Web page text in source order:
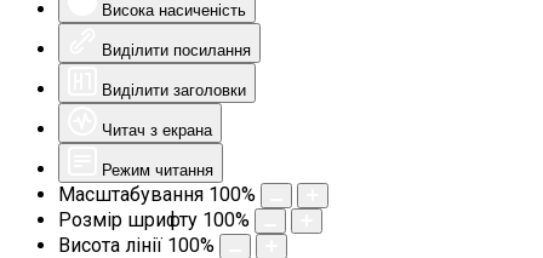
Висока насиченість
Виділити посилання
Виділити заголовки
Читач з екрана
Режим читання
Масштабування 100%
Розмір шрифту 100%
Висота лінії 100%